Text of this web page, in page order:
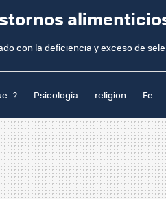
con la deficiencia y exceso de
Psicología religion Fe